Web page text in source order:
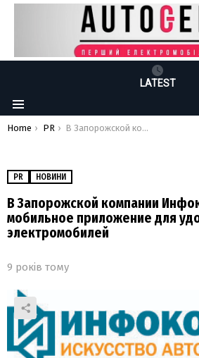
LATEST
Menu
You are here:
Home PR В Запорожской компании Инфоком разработали мобильное приложение для удобной заправки электромобилей
PR НОВИНИ
В Запорожской компании
мобильное приложение для
электромобилей
9 років тому